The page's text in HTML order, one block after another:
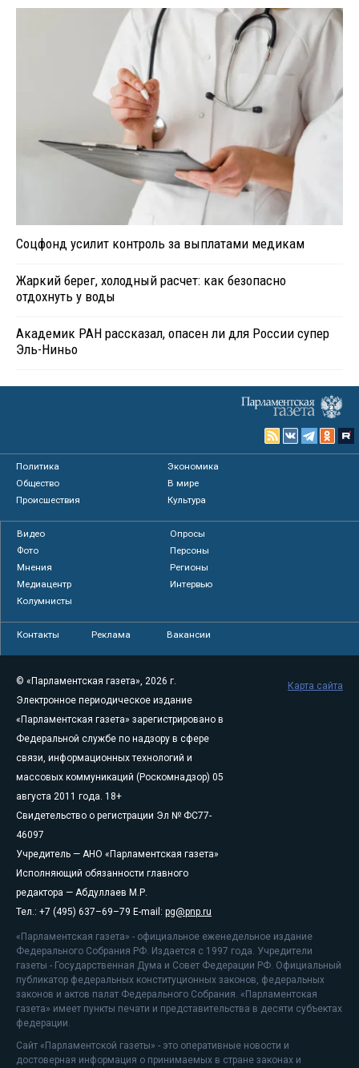
Соцфонд усилит контроль за выплатами медикам
Жаркий берег, холодный расчет: как безопасно
отдохнуть у воды
Академик РАН рассказал, опасен ли для России супер
Эль-Ниньо
Политика
Экономика
Общество
В мире
Происшествия
Культура
Видео
Опросы
Фото
Персоны
Мнения
Регионы
Медиацентр
Интервью
Колумнисты
Контакты Реклама Вакансии
© «Парламентская газета», 2026 г.
Электронное периодическое издание
«Парламентская газета» зарегистрировано в
Федеральной службе по надзору в сфере
связи, информационных технологий и
массовых коммуникаций (Роскомнадзор) 05
августа 2011 года. 18+
Свидетельство о регистрации Эл № ФС77-
46097
Учредитель — АНО «Парламентская газета»
Исполняющий обязанности главного
редактора — Абдуллаев М.Р.
Тел.: +7 (495) 637–69–79 E-mail: pg@pnp.ru
«Парламентская газета» - официальное еженедельное издание
Федерального Собрания РФ. Издается с 1997 года. Учредители
газеты - Государственная Дума и Совет Федерации РФ. Официальный
публикатор федеральных конституционных законов, федеральных
законов и актов палат Федерального Собрания. «Парламентская
газета» имеет пункты печати и представительства в десяти субъектах
федерации.
Сайт «Парламентской газеты» - это оперативные новости и
достоверная информация о принимаемых в стране законах и
Карта сайта